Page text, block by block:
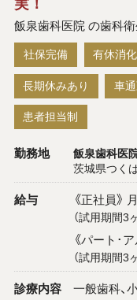
飯泉歯科医院 の歯科
社保完備 有休消
長期休みあり 車
患者担当制
勤務地 飯泉歯科医
茨城県つく
給与 《正社員》
（試用期間3
《パート･
（試用期間3
診療内容
一般歯科、